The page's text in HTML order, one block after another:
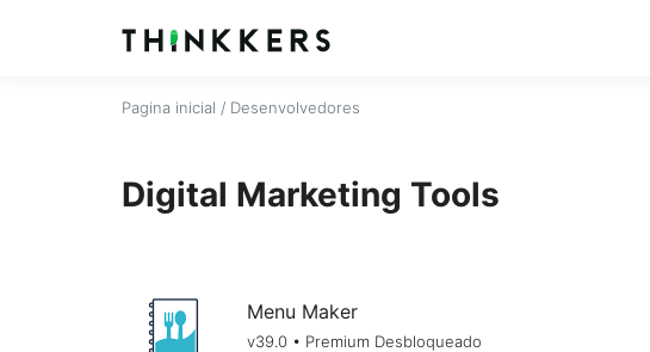
Pagina inicial / Desenvolvedores
Digital Marketing Tools
Menu Maker
v39.0 • Premium Desbloqueado